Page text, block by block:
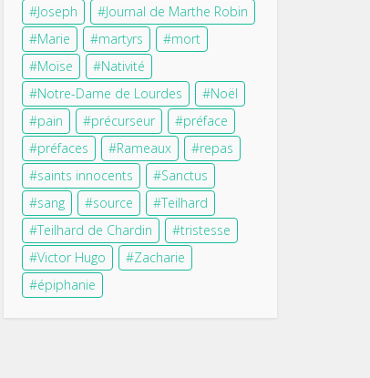
Joseph
Journal de Marthe Robin
Marie
martyrs
mort
Moïse
Nativité
Notre-Dame de Lourdes
Noël
pain
précurseur
préface
préfaces
Rameaux
repas
saints innocents
Sanctus
sang
source
Teilhard
Teilhard de Chardin
tristesse
Victor Hugo
Zacharie
épiphanie